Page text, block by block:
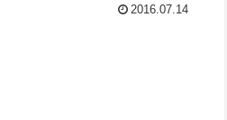
2016.07.14